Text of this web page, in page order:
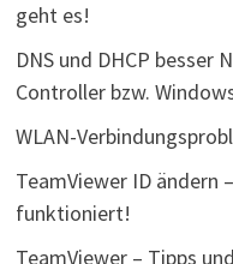
geht es!
DNS und DHCP besser
Controller bzw.
WLAN-
TeamViewer ID ändern
funktioniert!
TeamViewer – Tipps